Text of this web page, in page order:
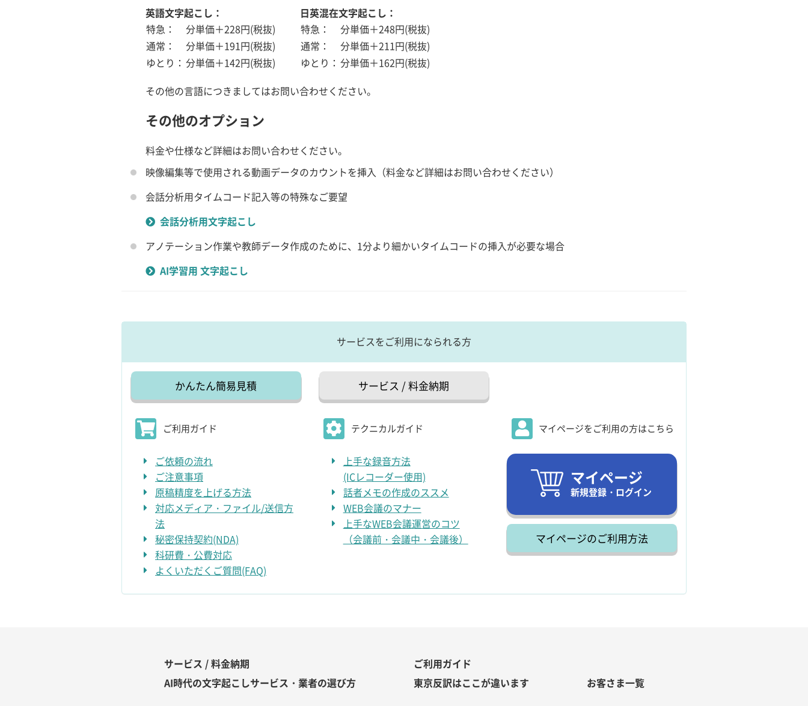
英語文字起こし：
特急：
分単価＋228円(税抜)
通常：
分単価＋191円(税抜)
ゆとり： 分単価＋142円(税抜)
日英混在文字起こし：
特急：
分単価＋248円(税抜)
通常：
分単価＋211円(税抜)
ゆとり： 分単価＋162円(税抜)
その他の言語につきましてはお問い合わせください。
その他のオプション
料金や仕様など詳細はお問い合わせください。
映像編集等で使用される動画データのカウントを挿入（料金など詳細はお問い合わせください）
会話分析用タイムコード記入等の特殊なご要望
会話分析用文字起こし
アノテーション作業や教師データ作成のために、1分より細かいタイムコードの挿入が必要な場合
AI学習用 文字起こし
サービスをご利用になられる方
かんたん簡易見積 サービス / 料金納期
ご利用ガイド
ご依頼の流れ
ご注意事項
原稿精度を上げる方法
対応メディア・ファイル/送信方
法
秘密保持契約(NDA)
科研費・公費対応
よくいただくご質問(FAQ)
テクニカルガイド
上手な録音方法
(ICレコーダー使用)
話者メモの作成のススメ
WEB会議のマナー
上手なWEB会議運営のコツ
（会議前・会議中・会議後）
マイページをご利用の方はこちら
マイページ
新規登録・ログイン
マイページのご利用方法
サービス / 料金納期
ご利用ガイド
AI時代の文字起こしサービス・業者の選び方
東京反訳はここが違います お客さま一覧